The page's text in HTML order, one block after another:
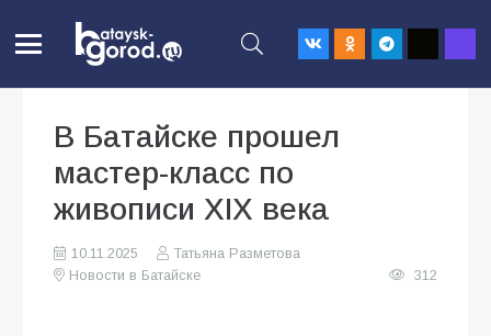
В Батайске прошел
мастер-класс по
живописи XIX века
10.11.2025
Татьяна Разметова
Новости в Батайске
312